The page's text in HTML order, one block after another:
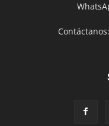
Contáctanos: